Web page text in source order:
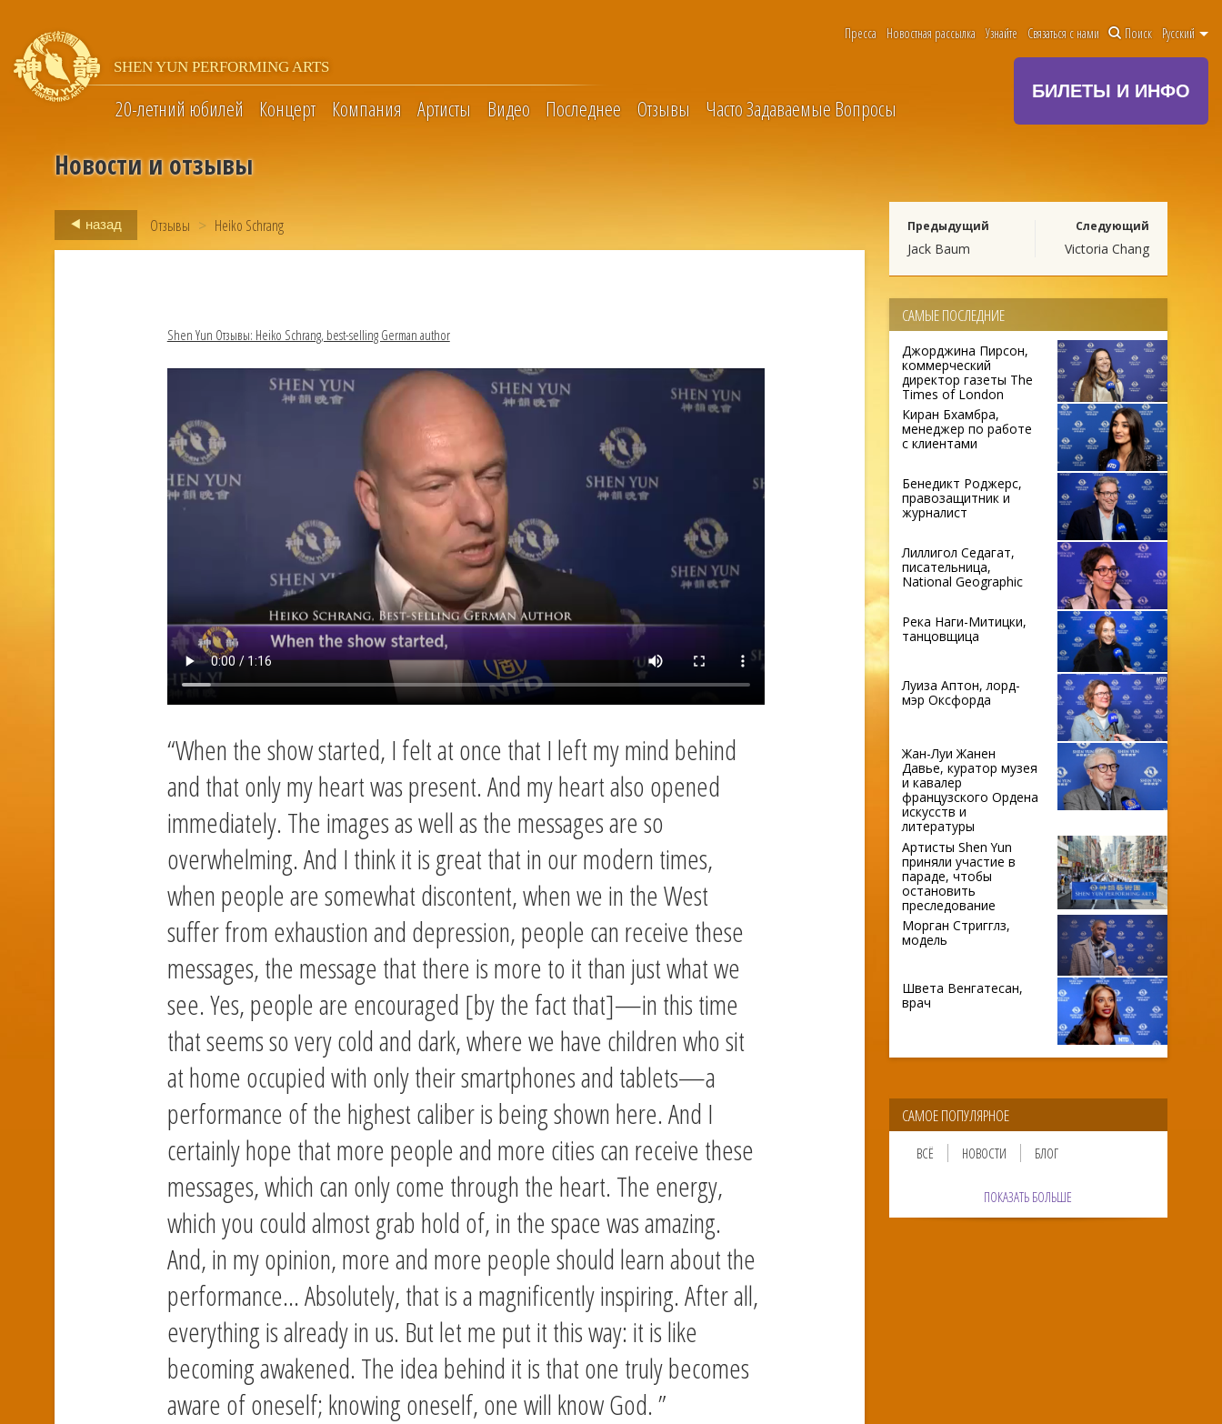
SHEN YUN PERFORMING ARTS
20-летний юбилей Концерт Компания Артисты Видео Последнее Отзывы Часто Задаваемые Вопросы
Пресса Новостная рассылка Узнайте Связаться с нами Поиск Pусский
БИЛЕТЫ И ИНФО
Новости и отзывы
назад Отзывы > Heiko Schrang
Shen Yun Отзывы: Heiko Schrang, best-selling German author
“When the show started, I felt at once that I left my mind behind
and that only my heart was present. And my heart also opened
immediately. The images as well as the messages are so
overwhelming. And I think it is great that in our modern times,
when people are somewhat discontent, when we in the West
suffer from exhaustion and depression, people can receive these
messages, the message that there is more to it than just what we
see. Yes, people are encouraged [by the fact that]—in this time
that seems so very cold and dark, where we have children who sit
at home occupied with only their smartphones and tablets—a
performance of the highest caliber is being shown here. And I
certainly hope that more people and more cities can receive these
messages, which can only come through the heart. The energy,
which you could almost grab hold of, in the space was amazing.
And, in my opinion, more and more people should learn about the
performance... Absolutely, that is a magnificently inspiring. After all,
everything is already in us. But let me put it this way: it is like
becoming awakened. The idea behind it is that one truly becomes
aware of oneself; knowing oneself, one will know God. ”
Предыдущий
Jack Baum
Следующий
Victoria Chang
САМЫЕ ПОСЛЕДНИЕ
Джорджина Пирсон,
коммерческий
директор газеты The
Times of London
Киран Бхамбра,
менеджер по работе
с клиентами
Бенедикт Роджерс,
правозащитник и
журналист
Лиллигол Седагат,
писательница,
National Geographic
Река Наги-Митицки,
танцовщица
Луиза Аптон, лорд-
мэр Оксфорда
Жан-Луи Жанен
Давье, куратор музея
и кавалер
французского Ордена
искусств и
литературы
Артисты Shen Yun
приняли участие в
параде, чтобы
остановить
преследование
Морган Стригглз,
модель
Швета Венгатесан,
врач
САМОЕ ПОПУЛЯРНОЕ
ВСЁ НОВОСТИ БЛОГ
ПОКАЗАТЬ БОЛЬШЕ